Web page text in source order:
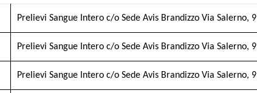
Prelievi Sangue Intero c/o Sede Avis Brandizzo Via Salerno, 9
Prelievi Sangue Intero c/o Sede Avis Brandizzo Via Salerno, 9
Prelievi Sangue Intero c/o Sede Avis Brandizzo Via Salerno, 9